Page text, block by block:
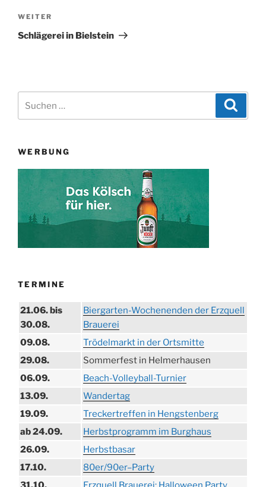
Nächster
Beitrag
WEITER
Schlägerei in Bielstein
nach:
WERBUNG
TERMINE
21.06. bis
30.08.
Biergarten-Wochenenden der Erzquell
Brauerei
09.08.
Trödelmarkt in der Ortsmitte
29.08.
Sommerfest in Helmerhausen
06.09.
Beach-Volleyball-Turnier
13.09.
Wandertag
19.09.
Treckertreffen in Hengstenberg
ab 24.09.
Herbstprogramm im Burghaus
26.09.
Herbstbasar
17.10.
80er/90er–Party